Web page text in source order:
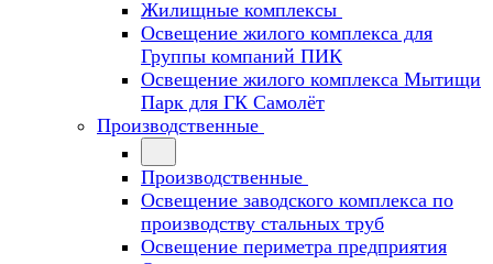
Жилищные комплексы
Освещение жилого комплекса для
Группы компаний ПИК
Освещение жилого комплекса Мытищи
Парк для ГК Самолёт
Производственные
Производственные
Освещение заводского комплекса по
производству стальных труб
Освещение периметра предприятия